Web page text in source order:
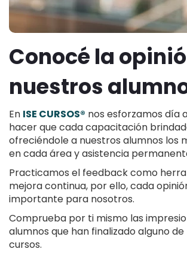
Conocé la
nuestros
En ISE CURSOS® nos esforzamos día
hacer que cada capacitación
ofreciéndole a nuestros alumnos los
en cada área y asistencia
Practicamos el feedback como
mejora continua, por ello, cada
importante para nosotros.
Comprueba por ti mismo las
alumnos que han finalizado alguno
cursos.